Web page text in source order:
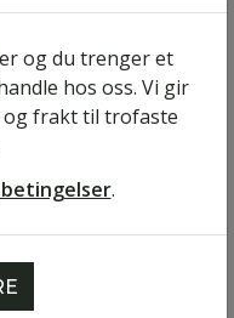
og du trenger et
hos oss. Vi gir
frakt til trofaste
.